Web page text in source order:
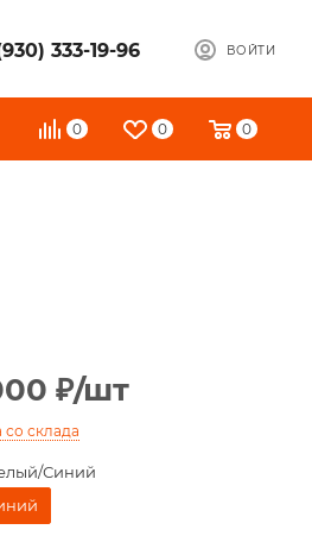
333-19-96 ВОЙТИ
0 0 0
₽/шт
со склада
Синий